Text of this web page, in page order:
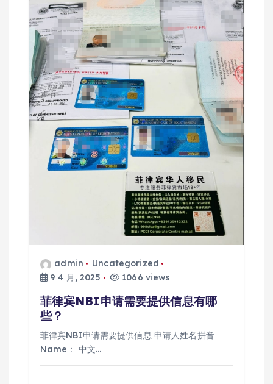
admin
Uncategorized
9 4 月, 2025
1066 views
菲律宾NBI申请需要提供信息有哪
些？
菲律宾NBI申请需要提供信息 申请人姓名拼音
Name： 中文…